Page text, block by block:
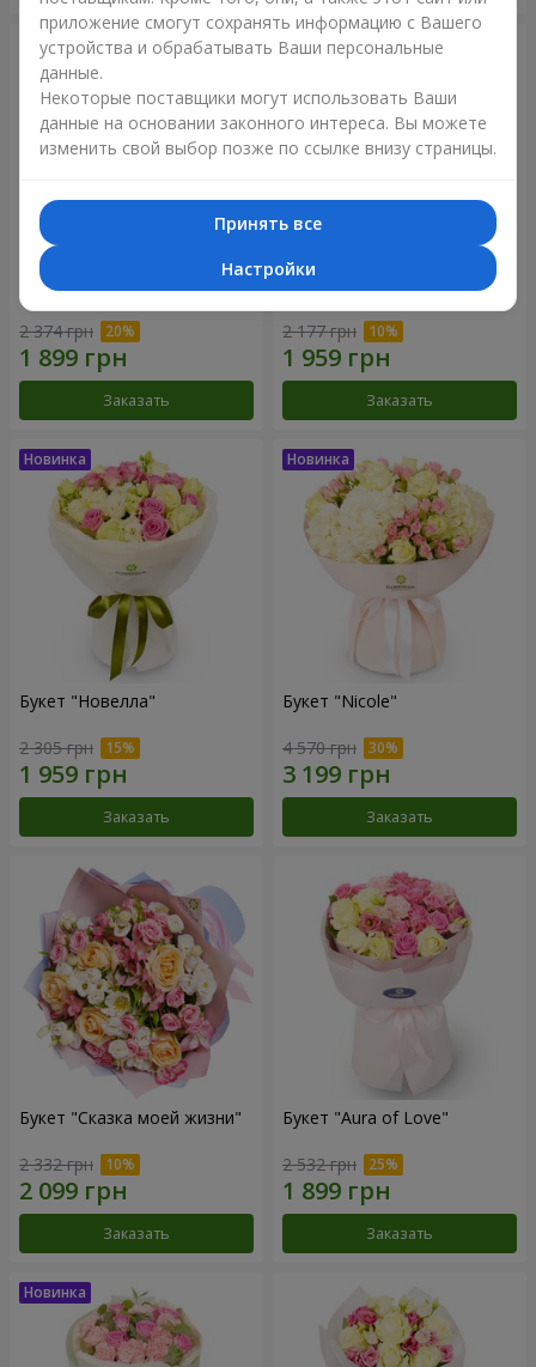
Букет "Дуэт гармонии"
2 374 грн
Заказать
Букет "My Lady"
2 177 грн
Заказать
Букет "Новелла"
2 305 грн
Заказать
Букет "Nicole"
4 570 грн
Заказать
Букет "Сказка моей жизни"
2 332 грн
Заказать
Букет "Aura of Love"
2 532 грн
Заказать
приложение смогут сохранять информацию с Вашего
устройства и обрабатывать Ваши персональные
данные.
Некоторые поставщики могут использовать Ваши
данные на основании законного интереса. Вы можете
изменить свой выбор позже по ссылке внизу страницы.
Принять все
Настройки